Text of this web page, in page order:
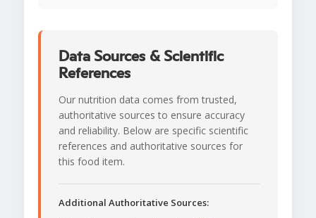
Data Sources & Scientific
References
Our nutrition data comes from trusted,
authoritative sources to ensure accuracy
and reliability. Below are specific scientific
references and authoritative sources for
this food item.
Additional Authoritative Sources: